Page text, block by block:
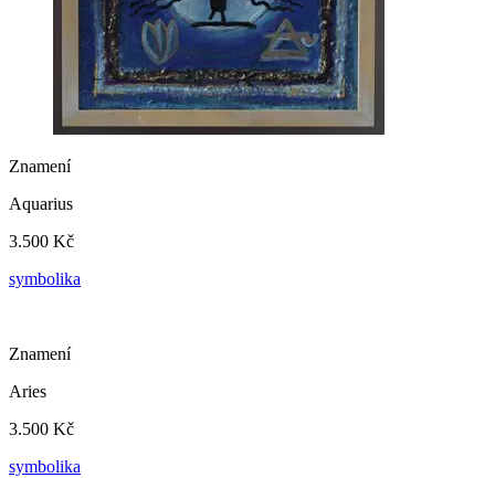
Znamení
Aquarius
3.500 Kč
symbolika
Znamení
Aries
3.500 Kč
symbolika